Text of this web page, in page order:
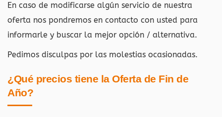
En caso de modificarse algún servicio de nuestra
oferta nos pondremos en contacto con usted para
informarle y buscar la mejor opción / alternativa.
Pedimos disculpas por las molestias ocasionadas.
¿Qué precios tiene la Oferta de Fin de
Año?